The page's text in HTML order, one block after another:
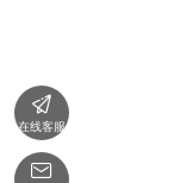

在线客服
